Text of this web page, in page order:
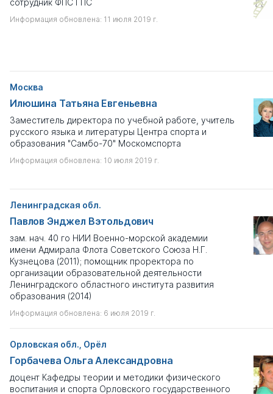
сотрудник ФПС ГПС
Информация обновлена: 11 июля 2019 г.
Москва
Илюшина Татьяна Евгеньевна
Заместитель директора по учебной работе, учитель
русского языка и литературы Центра спорта и
образования "Самбо-70" Москомспорта
Информация обновлена: 10 июля 2019 г.
Ленинградская обл.
Павлов Энджел Вэтольдович
зам. нач. 40 го НИИ Военно-морской академии
имени Адмирала Флота Советского Союза Н.Г.
Кузнецова (2011); помощник проректора по
организации образовательной деятельности
Ленинградского областного института развития
образования (2014)
Информация обновлена: 6 июля 2019 г.
Орловская обл., Орёл
Горбачева Ольга Александровна
доцент Кафедры теории и методики физического
воспитания и спорта Орловского государственного